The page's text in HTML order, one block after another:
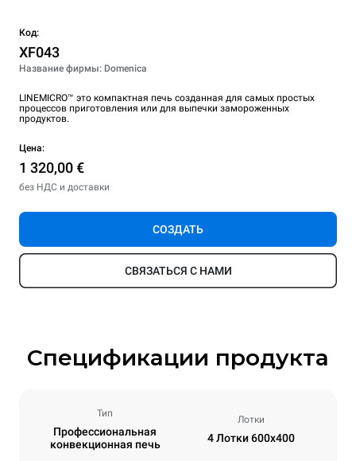
Код:
XF043
Название фирмы: Domenica
LINEMICRO™ это компактная печь созданная для самых простых
процессов приготовления или для выпечки замороженных
продуктов.
Цена:
1 320,00 €
без НДС и доставки
СОЗДАТЬ
СВЯЗАТЬСЯ С НАМИ
Спецификации продукта
Тип
Профессиональная
конвекционная печь
Лотки
4 Лотки 600x400